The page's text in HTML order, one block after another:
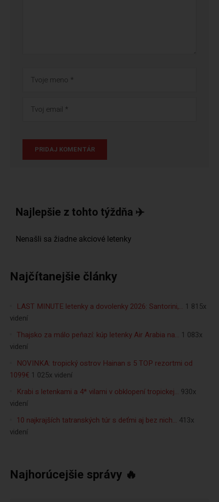
Najlepšie z tohto týždňa ✈️
Najčítanejšie články
LAST MINUTE letenky a dovolenky 2026: Santorini,… 1 815x
videní
Thajsko za málo peňazí: kúp letenky Air Arabia na… 1 083x
videní
NOVINKA: tropický ostrov Hainan s 5 TOP rezortmi od
1099€ 1 025x videní
Krabi s letenkami a 4* vilami v obklopení tropickej… 930x
videní
10 najkrajších tatranských túr s deťmi aj bez nich… 413x
videní
Najhorúcejšie správy 🔥